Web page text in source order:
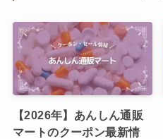
【2026年】あんしん通販
マートのクーポン最新情